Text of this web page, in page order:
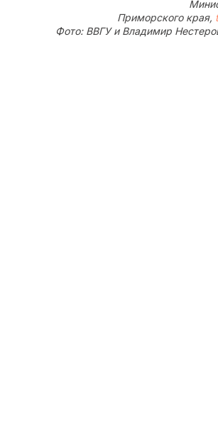
Приморского края,
Фото: ВВГУ и Владимир